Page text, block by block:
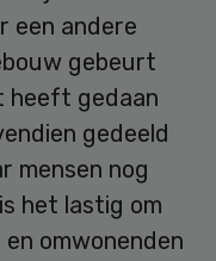
een andere
gebeurt
heeft gedaan
gedeeld
mensen nog
het lastig om
omwonenden